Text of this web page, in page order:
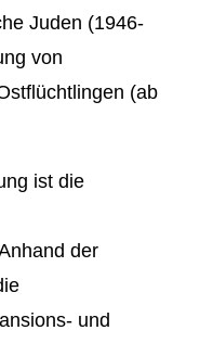
Juden (1946-
von
(ab
ist die
der
und